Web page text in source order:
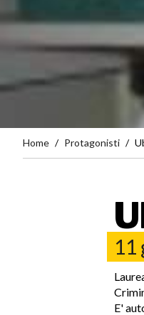
Home Protagonisti
11
E'